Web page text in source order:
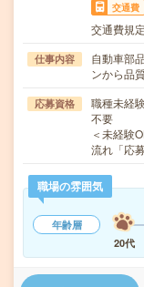
交通費
交通費規
仕事内容
自動車部
ンから品
応募資格
職種未経
不要
＜未経験
流れ「応
職場の雰囲気
年齢層
20代